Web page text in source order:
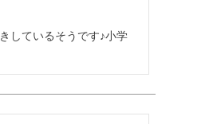
しているそうです♪小学